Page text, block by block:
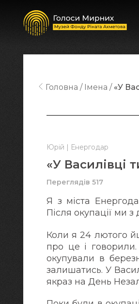
Юрій | Енергодар
«У Василівці
Переглядів 517
Я з міста
Після окупації ми
Коли я 24 лютого
про це і
окупували в
залишатись. У
якраз на День
Головна Імена «У